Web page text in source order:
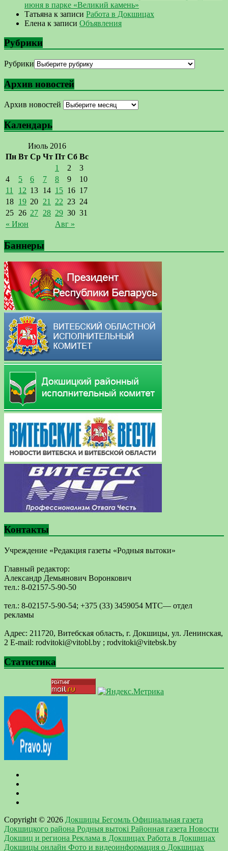
июня в парке «Великий камень»
Татьяна к записи Работа в Докшицах
Елена к записи Объявления
Рубрики
Рубрики
Архив новостей
Архив новостей
Календарь
Июль 2016
Пн Вт Ср Чт Пт Сб Вс
« Июн Авг »
1 2
3
4
5 6 7 8 9
10
11
12 13 14 15 16 17
18 19 20 21 22 23 24
25 26 27 28 29 30 31
Баннеры
Контакты
Учреждение «Редакция газеты «Родныя вытоки»
Главный редактор:
Александр Демьянович Воронкович
тел.: 8-02157-5-90-50
тел.: 8-02157-5-90-54; +375 (33) 3459054 МТС— отдел
рекламы
Адрес: 211720, Витебская область, г. Докшицы, ул. Ленинская,
2 E-mail: ​rodvitoki@​​vitobl​.by ; rodvitoki@vitebsk.by
Статистика
Copyright © 2026 Докшицы Бегомль Официальная газета
Докшицкого района Родныя вытокi Районная газета Новости
Докшиц и региона Реклама в Докшицах Работа в Докшицах
Докшицы онлайн Фото и видеоинформация о Докшицах